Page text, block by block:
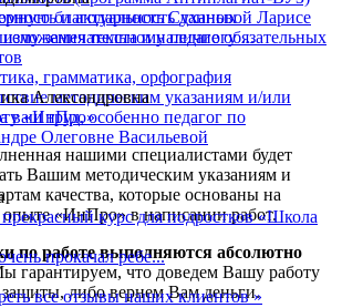
и актуальность данных
текста и наличие обязательных
грамматика, орфография
методическим указаниям и/или
«ИнПро»
нашими специалистами будет
Вашим методическим указаниям и
качества, которые основаны на
«ИнПро» в написании работ.
по работе выполняются абсолютно
гарантируем, что доведем Вашу работу
либо вернем Вам деньги.
благодарность Сухановой Ларисе
замечательному педагогу ...
Александровна
ваш труд, особенно педагог по
Олеговне Васильевой
курс для подростков «Школа
прокачал ребе...
все отзывы наших клиентов »